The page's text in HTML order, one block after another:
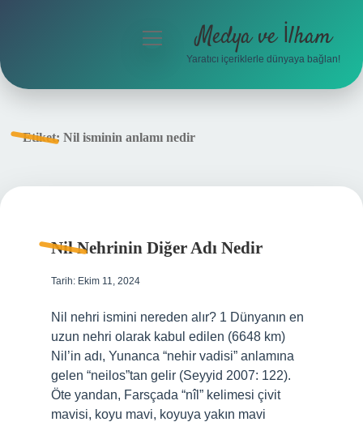
menüyü
Medya ve İlham
Yaratıcı içeriklerle dünyaya bağlan!
Etiket: Nil isminin anlamı nedir
Nil Nehrinin Diğer Adı Nedir
Tarih: Ekim 11, 2024
Nil nehri ismini nereden alır? 1 Dünyanın en
uzun nehri olarak kabul edilen (6648 km)
Nil’in adı, Yunanca “nehir vadisi” anlamına
gelen “neilos”tan gelir (Seyyid 2007: 122).
Öte yandan, Farsçada “nîl” kelimesi çivit
mavisi, koyu mavi, koyuya yakın mavi